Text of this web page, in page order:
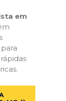
em